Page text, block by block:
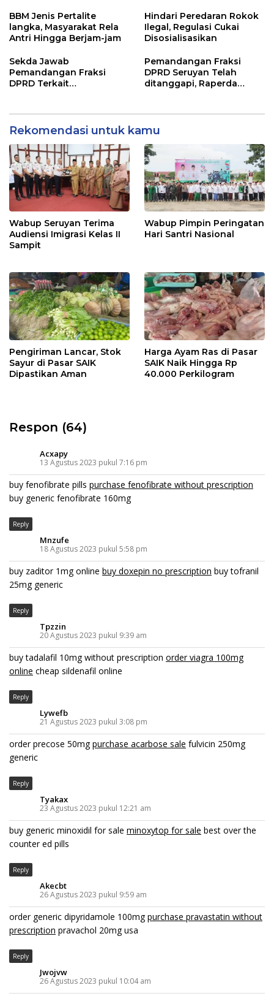
BBM Jenis Pertalite
langka, Masyarakat Rela
Antri Hingga Berjam-jam
Hindari Peredaran Rokok
Ilegal, Regulasi Cukai
Disosialisasikan
Sekda Jawab
Pemandangan Fraksi
DPRD Terkait
2024
Pemandangan Fraksi
DPRD Seruyan Telah
ditanggapi, Raperda
Rekomendasi untuk kamu
Wabup Seruyan Terima
Audiensi Imigrasi Kelas II
Sampit
Wabup Pimpin Peringatan
Hari Santri Nasional
Pengiriman Lancar, Stok
Sayur di Pasar SAIK
Dipastikan Aman
Harga Ayam Ras di Pasar
SAIK Naik Hingga Rp
40.000 Perkilogram
Respon (64)
Acxapy
13 Agustus 2023 pukul 7:16 pm
buy fenofibrate pills purchase fenofibrate without prescription
buy generic fenofibrate 160mg
Reply
Mnzufe
18 Agustus 2023 pukul 5:58 pm
buy zaditor 1mg online buy doxepin no prescription buy tofranil
25mg generic
Reply
Tpzzin
20 Agustus 2023 pukul 9:39 am
buy tadalafil 10mg without prescription order viagra 100mg
online cheap sildenafil online
Reply
Lywefb
21 Agustus 2023 pukul 3:08 pm
order precose 50mgpurchase acarbose sale fulvicin 250mg
generic
Reply
Tyakax
23 Agustus 2023 pukul 12:21 am
buy generic minoxidil for sale minoxytop for sale best over the
counter ed pills
Reply
Akecbt
26 Agustus 2023 pukul 9:59 am
order generic dipyridamole 100mgpurchase pravastatin without
prescription pravachol 20mg usa
Reply
Jwojvw
26 Agustus 2023 pukul 10:04 am